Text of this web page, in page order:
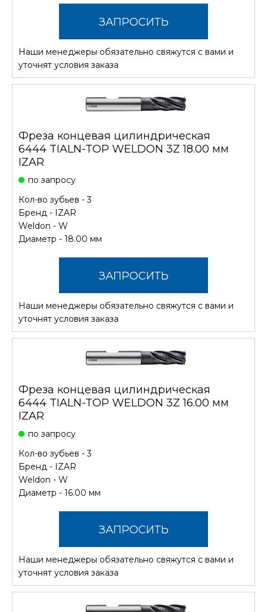
ЗАПРОСИТЬ
СТОИМОСТЬ
Наши менеджеры обязательно свяжутся с вами и
уточнят условия заказа
Фреза концевая цилиндрическая
6444 TIALN-TOP WELDON 3Z 18.00 мм
IZAR
по запросу
Кол-во зубьев - 3
Бренд - IZAR
Weldon - W
Диаметр - 18.00 мм
ЗАПРОСИТЬ
СТОИМОСТЬ
Наши менеджеры обязательно свяжутся с вами и
уточнят условия заказа
Фреза концевая цилиндрическая
6444 TIALN-TOP WELDON 3Z 16.00 мм
IZAR
по запросу
Кол-во зубьев - 3
Бренд - IZAR
Weldon - W
Диаметр - 16.00 мм
ЗАПРОСИТЬ
СТОИМОСТЬ
Наши менеджеры обязательно свяжутся с вами и
уточнят условия заказа